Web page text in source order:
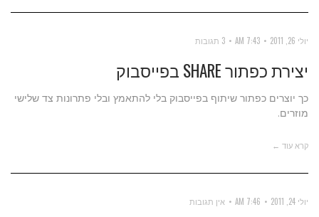
יולי 26, 2011 7:43 AM 3 תגובות
יצירת כפתור SHARE בפייסבוק
כך יוצרים כפתור שיתוף בפייסבוק בלי להתאמץ ובלי פתרונות צד שלישי
מוזרים.
קרא עוד ←
יולי 24, 2011 7:46 AM אין תגובות